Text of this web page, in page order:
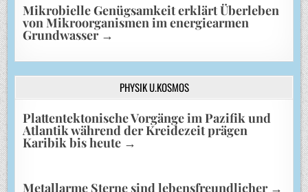
Mikrobielle Genügsamkeit erklärt Überleben
von Mikroorganismen im energiearmen
Grundwasser →
PHYSIK U.KOSMOS
Plattentektonische Vorgänge im Pazifik und
Atlantik während der Kreidezeit prägen
Karibik bis heute →
Metallarme Sterne sind lebensfreundlicher →